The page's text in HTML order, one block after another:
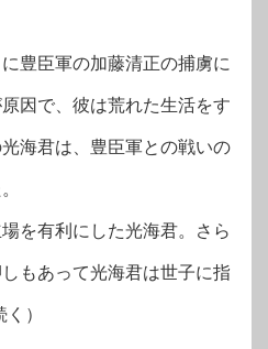
豊臣軍の加藤清正の捕虜に
因で、彼は荒れた生活をす
海君は、豊臣軍との戦いの
を有利にした光海君。さら
もあって光海君は世子に指
）